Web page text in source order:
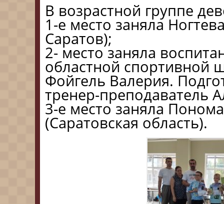
В возрастной группе
1-е место заняла
Саратов);
2- место заняла
областной спортивной
Фойгель Валерия.
тренер-преподаватель
3-е место заняла
(Саратовская область).